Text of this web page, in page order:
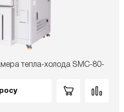
тепла-холода SMC-80-